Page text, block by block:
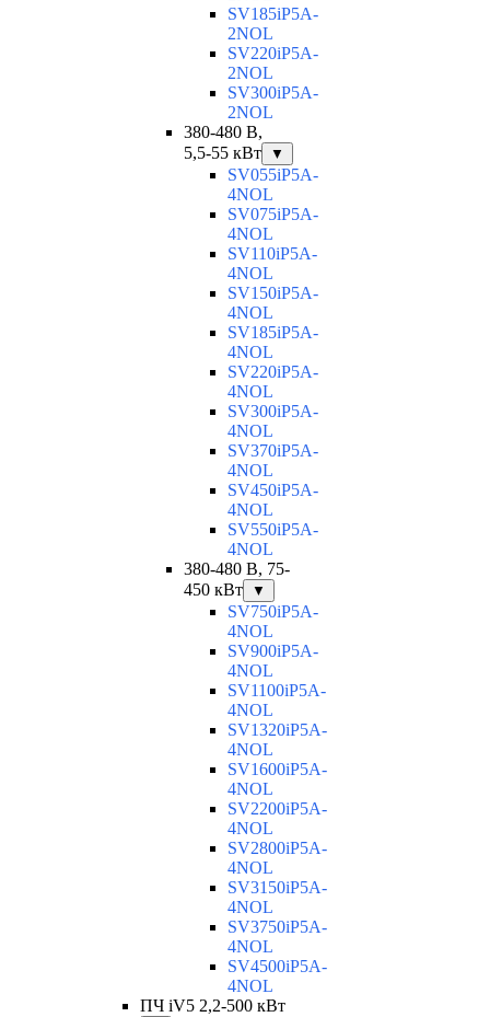
SV185iP5A-
2NOL
SV220iP5A-
2NOL
SV300iP5A-
2NOL
380-480 В,
5,5-55 кВт
▼
SV055iP5A-
4NOL
SV075iP5A-
4NOL
SV110iP5A-
4NOL
SV150iP5A-
4NOL
SV185iP5A-
4NOL
SV220iP5A-
4NOL
SV300iP5A-
4NOL
SV370iP5A-
4NOL
SV450iP5A-
4NOL
SV550iP5A-
4NOL
380-480 В, 75-
450 кВт
▼
SV750iP5A-
4NOL
SV900iP5A-
4NOL
SV1100iP5A-
4NOL
SV1320iP5A-
4NOL
SV1600iP5A-
4NOL
SV2200iP5A-
4NOL
SV2800iP5A-
4NOL
SV3150iP5A-
4NOL
SV3750iP5A-
4NOL
SV4500iP5A-
4NOL
ПЧ iV5 2,2-500 кВт